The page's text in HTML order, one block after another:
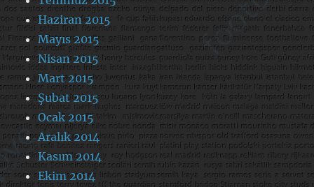
Haziran 2015
Mayıs 2015
Nisan 2015
Mart 2015
Şubat 2015
Ocak 2015
Aralık 2014
Kasım 2014
Ekim 2014